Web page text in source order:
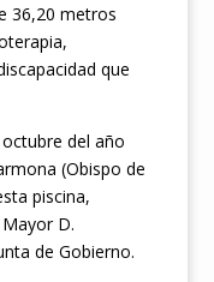
36,20 metros
que
del año
(Obispo de
piscina,
D.
de Gobierno.